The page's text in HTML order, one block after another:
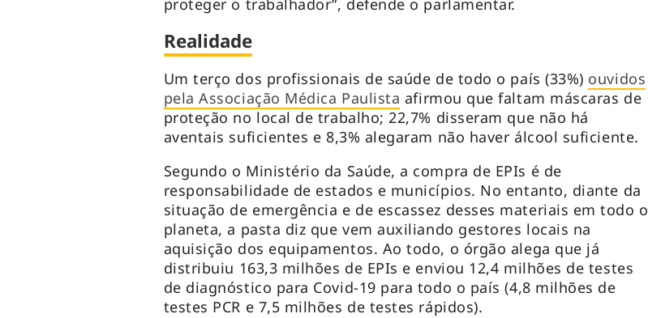
proteger o trabalhador”, defende o parlamentar.
Realidade
Um terço dos profissionais de saúde de todo o país (33%) ouvidos
pela Associação Médica Paulista afirmou que faltam máscaras de
proteção no local de trabalho; 22,7% disseram que não há
aventais suficientes e 8,3% alegaram não haver álcool suficiente.
Segundo o Ministério da Saúde, a compra de EPIs é de
responsabilidade de estados e municípios. No entanto, diante da
situação de emergência e de escassez desses materiais em todo o
planeta, a pasta diz que vem auxiliando gestores locais na
aquisição dos equipamentos. Ao todo, o órgão alega que já
distribuiu 163,3 milhões de EPIs e enviou 12,4 milhões de testes
de diagnóstico para Covid-19 para todo o país (4,8 milhões de
testes PCR e 7,5 milhões de testes rápidos).